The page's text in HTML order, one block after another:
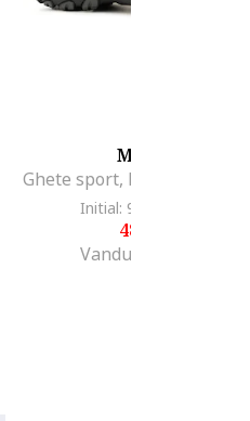
MERREL
Initial: 966
482
Vandut de DBSKO